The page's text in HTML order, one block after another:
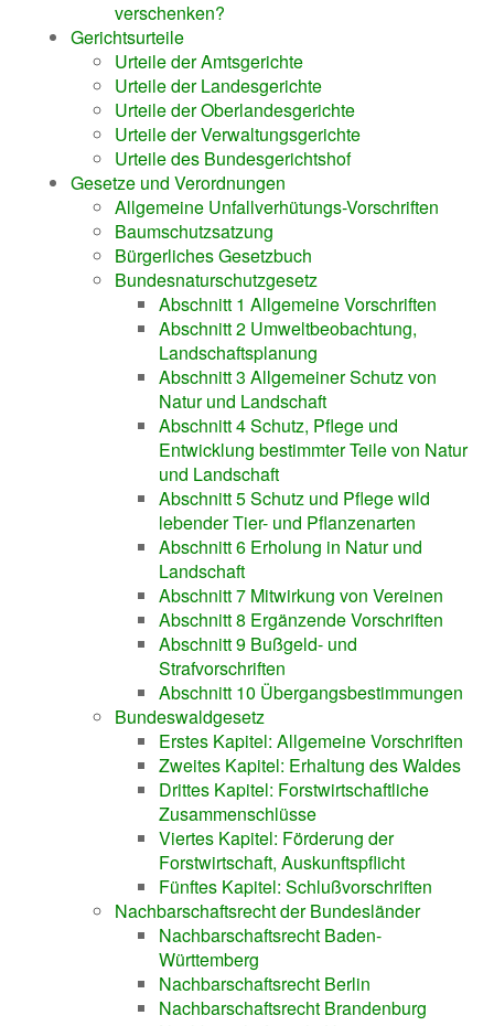
verschenken?
Gerichtsurteile
Urteile der Amtsgerichte
Urteile der Landesgerichte
Urteile der Oberlandesgerichte
Urteile der Verwaltungsgerichte
Urteile des Bundesgerichtshof
Gesetze und Verordnungen
Allgemeine Unfallverhütungs-Vorschriften
Baumschutzsatzung
Bürgerliches Gesetzbuch
Bundesnaturschutzgesetz
Abschnitt 1 Allgemeine Vorschriften
Abschnitt 2 Umweltbeobachtung,
Landschaftsplanung
Abschnitt 3 Allgemeiner Schutz von
Natur und Landschaft
Abschnitt 4 Schutz, Pflege und
Entwicklung bestimmter Teile von Natur
und Landschaft
Abschnitt 5 Schutz und Pflege wild
lebender Tier- und Pflanzenarten
Abschnitt 6 Erholung in Natur und
Landschaft
Abschnitt 7 Mitwirkung von Vereinen
Abschnitt 8 Ergänzende Vorschriften
Abschnitt 9 Bußgeld- und
Strafvorschriften
Abschnitt 10 Übergangsbestimmungen
Bundeswaldgesetz
Erstes Kapitel: Allgemeine Vorschriften
Zweites Kapitel: Erhaltung des Waldes
Drittes Kapitel: Forstwirtschaftliche
Zusammenschlüsse
Viertes Kapitel: Förderung der
Forstwirtschaft, Auskunftspflicht
Fünftes Kapitel: Schlußvorschriften
Nachbarschaftsrecht der Bundesländer
Nachbarschaftsrecht Baden-
Württemberg
Nachbarschaftsrecht Berlin
Nachbarschaftsrecht Brandenburg